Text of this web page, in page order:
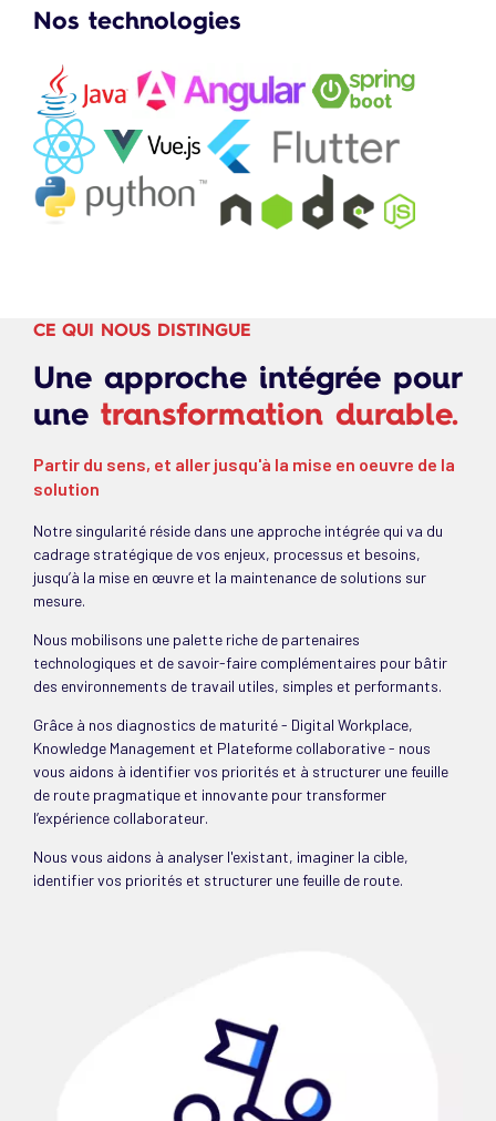
Nos technologies
CE QUI NOUS DISTINGUE
Une approche intégrée pour
une transformation durable.
Partir du sens, et aller jusqu'à la mise en oeuvre de la
solution
Notre singularité réside dans une approche intégrée qui va du
cadrage stratégique de vos enjeux, processus et besoins,
jusqu’à la mise en œuvre et la maintenance de solutions sur
mesure.
Nous mobilisons une palette riche de partenaires
technologiques et de savoir-faire complémentaires pour bâtir
des environnements de travail utiles, simples et performants.
Grâce à nos diagnostics de maturité - Digital Workplace,
Knowledge Management et Plateforme collaborative - nous
vous aidons à identifier vos priorités et à structurer une feuille
de route pragmatique et innovante pour transformer
l’expérience collaborateur.
Nous vous aidons à analyser l'existant, imaginer la cible,
identifier vos priorités et structurer une feuille de route.